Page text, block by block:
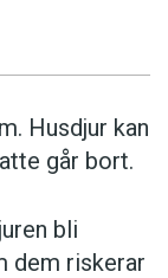
Husdjur kan
går bort.
bli
dem riskerar